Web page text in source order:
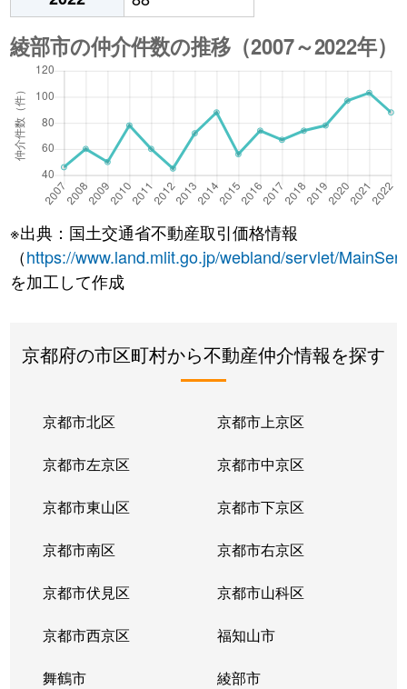
※出典：国土交通省不動産取引価格情報
（https://www.land.mlit.go.jp/webland/servlet/
を加工して作成
京都府の市区町村から不動産仲介情報を探す
京都市北区 京都市上京区
京都市左京区 京都市中京区
京都市東山区 京都市下京区
京都市南区 京都市右京区
京都市伏見区 京都市山科区
京都市西京区 福知山市
舞鶴市 綾部市